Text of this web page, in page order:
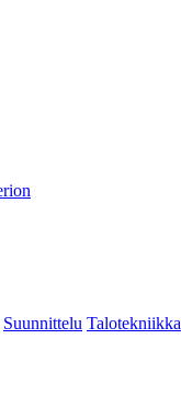
Suunnittelu Talotekniikka